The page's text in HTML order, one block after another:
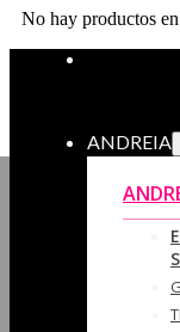
No hay productos
ANDREIA